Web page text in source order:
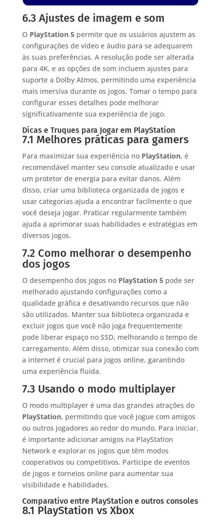
6.3 Ajustes de imagem e som
O PlayStation 5permite que os usuários ajustem as
configurações de vídeo e áudio para se adequarem
às suas preferências. A resolução pode ser alterada
para 4K, e as opções de som incluem ajustes para
suporte a Dolby Atmos, permitindo uma experiência
mais imersiva durante os jogos. Tomar o tempo para
configurar esses detalhes pode melhorar
significativamente sua experiência de jogo.
Dicas e Truques para Jogar em PlayStation
7.1 Melhores práticas para gamers
Para maximizar sua experiência no PlayStation, é
recomendável manter seu console atualizado e usar
um protetor de energia para evitar danos. Além
disso, criar uma biblioteca organizada de jogos e
usar categorias ajuda a encontrar facilmente o que
você deseja jogar. Praticar regularmente também
ajuda a aprimorar suas habilidades e estratégias em
diversos jogos.
7.2 Como melhorar o desempenho
dos jogos
O desempenho dos jogos no PlayStation 5pode ser
melhorado ajustando configurações como a
qualidade gráfica e desativando recursos que não
são utilizados. Manter sua biblioteca organizada e
excluir jogos que você não joga frequentemente
pode liberar espaço no SSD, melhorando o tempo de
carregamento. Além disso, otimizar sua conexão com
a internet é crucial para jogos online, garantindo
uma experiência fluida.
7.3 Usando o modo multiplayer
O modo multiplayer é uma das grandes atrações do
PlayStation, permitindo que você jogue com amigos
ou outros jogadores ao redor do mundo. Para iniciar,
é importante adicionar amigos na PlayStation
Network e explorar os jogos que têm modos
cooperativos ou competitivos. Participe de eventos
de jogos e torneios online para aumentar sua
visibilidade e habilidades.
Comparativo entre PlayStation e outros consoles
8.1 PlayStation vs Xbox